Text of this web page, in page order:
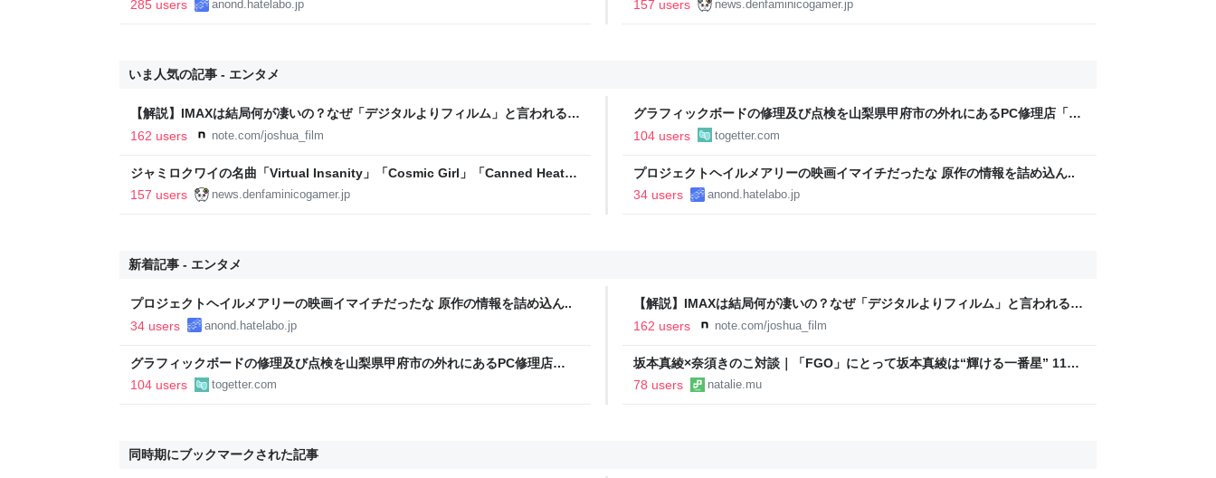
285 users
anond.hatelabo.jp
りとなる日本公演を記念して
157 users news.denfaminicogamer.jp
いま人気の記事 - エンタメ
【解説】IMAXは結局何が凄いの？なぜ「デジタルよりフィルム」と言われるの
か？｜Joshua Connolly
162 users note.com/joshua_film
グラフィックボードの修理及び点検を山梨県甲府市の外れにあるPC修理店「PC
ゴジラ」に依頼したが修理ブログが面白くて無限に読めてしまう
104 users togetter.com
ジャミロクワイの名曲「Virtual Insanity」「Cosmic Girl」「Canned Heat」
公式日本語字幕付きMVがいきなり公開！「SUMMER SONIC 2026」での9年ぶ
りとなる日本公演を記念して
157 users news.denfaminicogamer.jp
プロジェクトヘイルメアリーの映画イマイチだったな 原作の情報を詰め込ん..
34 users
anond.hatelabo.jp
新着記事 - エンタメ
プロジェクトヘイルメアリーの映画イマイチだったな 原作の情報を詰め込ん..
34 users
anond.hatelabo.jp
【解説】IMAXは結局何が凄いの？なぜ「デジタルよりフィルム」と言われるの
か？｜Joshua Connolly
162 users note.com/joshua_film
グラフィックボードの修理及び点検を山梨県甲府市の外れにあるPC修理店
「PCゴジラ」に依頼したが修理ブログが面白くて無限に読めてしまう
104 users togetter.com
坂本真綾×奈須きのこ対談｜「FGO」にとって坂本真綾は“輝ける一番星” 11年
の旅の「余韻」を込めたベストアルバム - コミックナタリー 特集・インタビュ
78 users natalie.mu
同時期にブックマークされた記事